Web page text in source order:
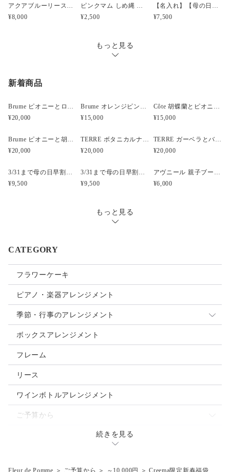
お届け日時等にご指定がある場合は、購入時に備考欄へ
18時・18時～20時・19時～21時
アクアブルーリース プリザーブドフラワー【誕生日】【結婚祝】
¥8,000
ピンクマム しめ縄 お正月飾り 水引
¥2,500
【名入れ】【母の日】プリザーブド＆アーティフィシャルアレンジメント ジューシーオレンジ
¥7,500
もっと見る
新着商品
Brume ピオニーとローズと胡蝶蘭のウェディングブーケ
¥20,000
Brume オレンジピンクのフープブーケ
¥15,000
Côte 胡蝶蘭とピオニーのキャスケードブーケ｜ピンク×ホワイト
¥15,000
Brume ピオニーと胡蝶蘭のウェディングブーケ
¥20,000
TERRE ボタニカルナチュラルクラッチウェディングブーケ
¥20,000
TERRE ガーベラとバンクシアのナチュラルクラッチブーケ
¥20,000
3/31まで母の日早割・5束限定 ピオニーのアーティフィシャルフラワーブーケ Merci Élégantメルシーエレガン
¥9,500
3/31まで母の日早割・5束限定 ローズのアーティフィシャルフラワーブーケ Bonheur Rosé（ボヌール・ロゼ）
¥9,500
アヴニール 親子ブーケ風ガラスボトル アーティフィシャルフラワー
¥6,000
もっと見る
CATEGORY
フラワーケーキ
ピアノ・楽器アレンジメント
季節・行事のアレンジメント
母の日
クリスマス
お正月
ご入学・ご卒業
お誕生日
ボックスアレンジメント
フレーム
リース
ワインボトルアレンジメント
ご予算から
続きを見る
Fleur de Pomme ＞ ご予算から ＞ ～10,000円 ＞Creema限定新春福袋